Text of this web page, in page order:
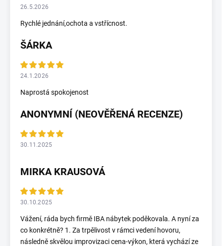
26.5.2026
Rychlé jednání,ochota a vstřícnost.
ŠÁRKA
24.1.2026
Naprostá spokojenost
ANONYMNÍ (NEOVĚŘENÁ RECENZE)
30.11.2025
MIRKA KRAUSOVÁ
30.10.2025
Vážení, ráda bych firmě IBA nábytek poděkovala. A nyní za
co konkrétně? 1. Za trpělivost v rámci vedení hovoru,
následně skvělou improvizaci cena-výkon, která vychází ze